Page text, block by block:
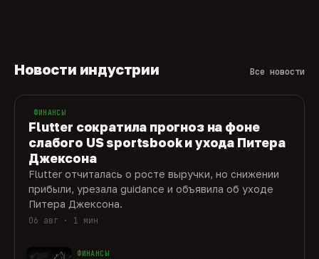
Новости индустрии Все новости
ФИНАНСЫ
Flutter сократила прогноз на фоне
слабого US sportsbook и ухода Питера
Джексона
Flutter отчиталась о росте выручки, но снижении
прибыли, урезала guidance и объявила об уходе
Питера Джексона.
06 авг · 1 мин
ФИНАНСЫ